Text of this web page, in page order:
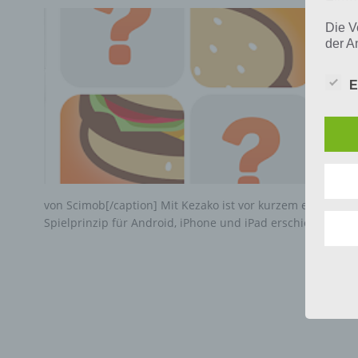
von Scimob[/caption] Mit Kezako ist vor kurzem ein neues
Spielprinzip für Android, iPhone und iPad erschienen.
Die
der
Wir
Aus